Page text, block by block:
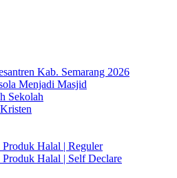
Kab. Semarang 2026
Menjadi Masjid
Sekolah
Produk Halal | Reguler
Produk Halal | Self Declare